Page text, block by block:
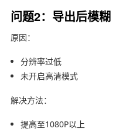
问题2：导出后模糊
原因：
分辨率过低
未开启高清模式
解决方法：
提高至1080P以上